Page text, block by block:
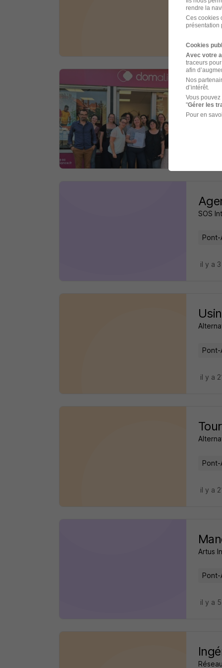
Pont-
SOS
Pont-
il y a
Pont-
il y a
Pont-
il y a
Artus
Pont-
il y a
rendre la
Ces cookies
présentation
Cookies
Avec votre
traceurs
afin
Nos
d’intérêt.
Vous
"Gérer les
Pour en